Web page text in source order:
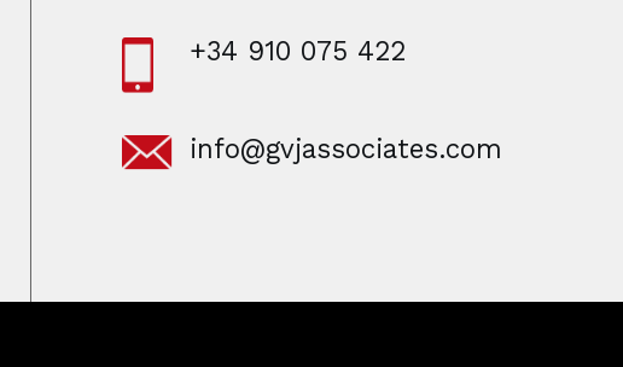
+34 910 075 422
info@gvjassociates.com